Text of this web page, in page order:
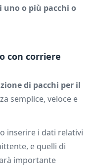
uno o più pacchi o
con corriere
di pacchi per il
semplice, veloce e
inserire i dati relativi
e quelli di
importante